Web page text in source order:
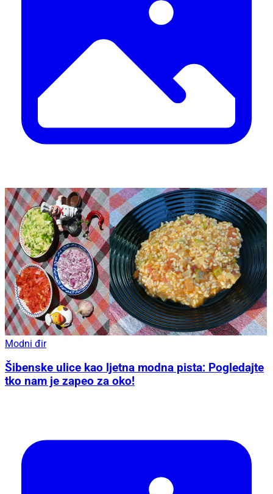
Modni đir
Šibenske ulice kao ljetna modna pista: Pogledajte
tko nam je zapeo za oko!